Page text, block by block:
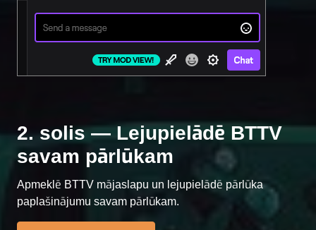
2. solis — Lejupielādē BTTV
savam pārlūkam
Apmeklē BTTV mājaslapu un lejupielādē pārlūka
paplašinājumu savam pārlūkam.